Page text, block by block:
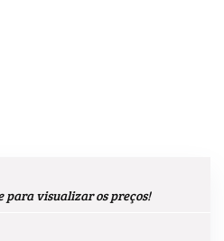
para visualizar os preços!